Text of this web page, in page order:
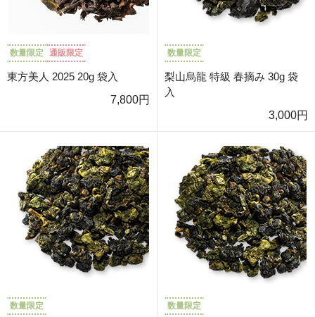
数量限定 通販限定
東方美人 2025 20g 袋入
7,800円
数量限定
梨山烏龍 特級 春摘み 30g 袋
入
3,000円
数量限定 数量限定